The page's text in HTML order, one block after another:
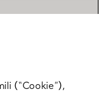
(“Cookie”),